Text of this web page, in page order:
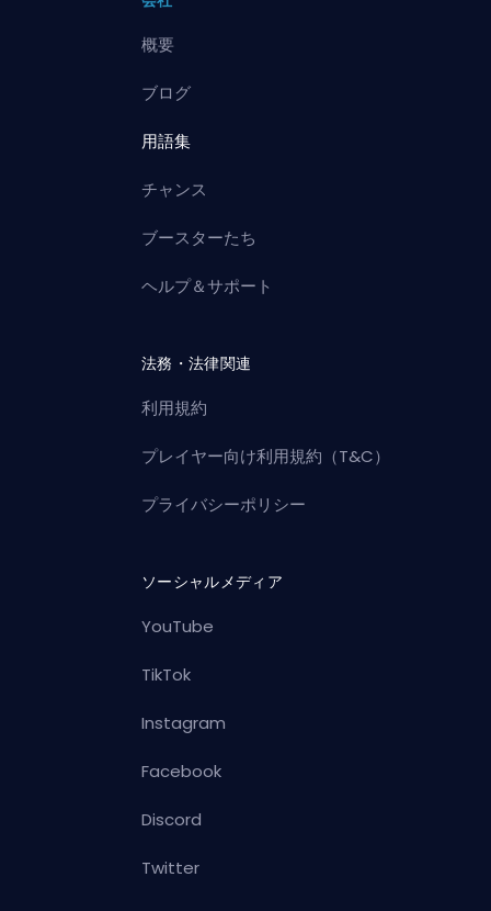
概要
ブログ
用語集
チャンス
ブースターたち
ヘルプ＆サポート
法務・法律関連
利用規約
プレイヤー向け利用規約（T&C）
プライバシーポリシー
ソーシャルメディア
YouTube
TikTok
Instagram
Facebook
Discord
Twitter